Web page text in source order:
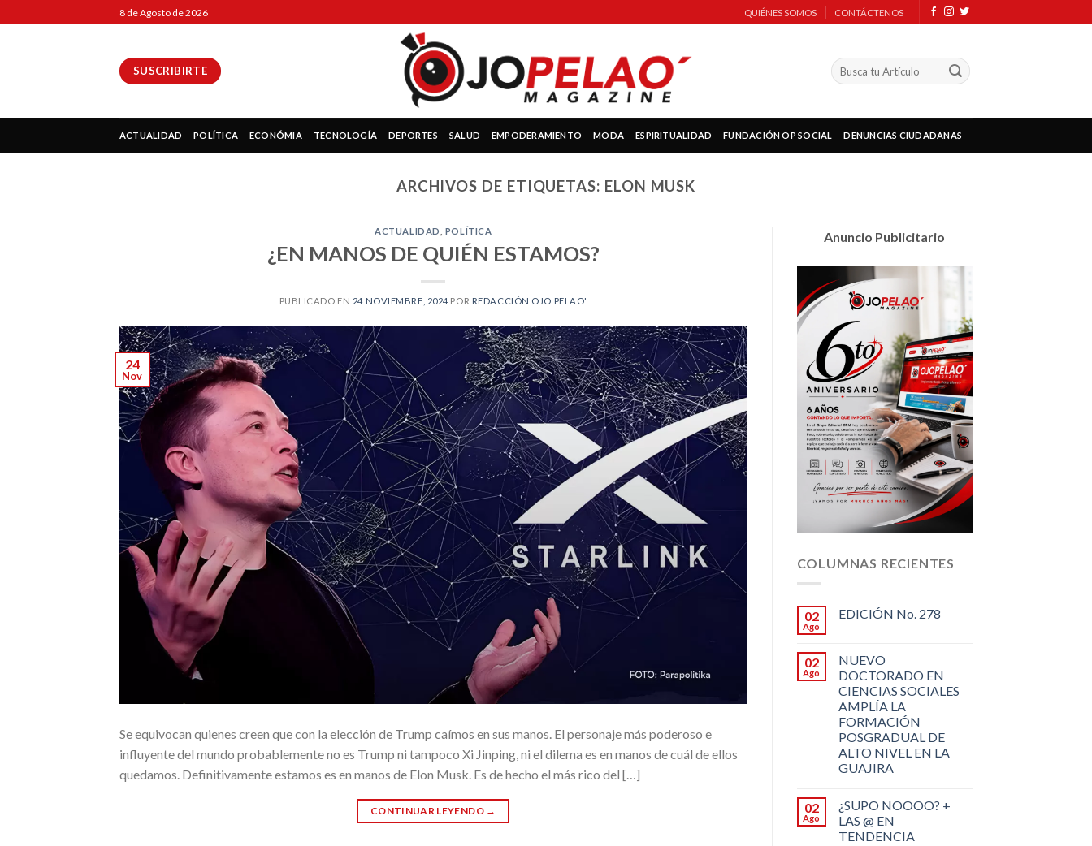
to
8 de Agosto de 2026 QUIÉNES SOMOS CONTÁCTENOS
SUSCRIBIRTE
ACTUALIDAD POLÍTICA ECONÓMIA TECNOLOGÍA DEPORTES SALUD EMPODERAMIENTO MODA ESPIRITUALIDAD FUNDACIÓN OP SOCIAL DENUNCIAS CIUDADANAS
ARCHIVOS DE ETIQUETAS: ELON MUSK
ACTUALIDAD POLÍTICA
¿EN MANOS DE QUIÉN ESTAMOS?
PUBLICADO EN 24 NOVIEMBRE, 2024 POR REDACCIÓN OJO PELAO'
24
Nov
Se equivocan quienes creen que con la elección de Trump caímos en sus manos. El personaje más poderoso e
influyente del mundo probablemente no es Trump ni tampoco Xi Jinping, ni el dilema es en manos de cuál de ellos
quedamos. Definitivamente estamos es en manos de Elon Musk. Es de hecho el más rico del […]
CONTINUAR LEYENDO →
Anuncio Publicitario
COLUMNAS RECIENTES
02
Ago
EDICIÓN No. 278
02
Ago
NUEVO
DOCTORADO EN
CIENCIAS SOCIALES
AMPLÍA LA
FORMACIÓN
POSGRADUAL DE
ALTO NIVEL EN LA
GUAJIRA
02
Ago
¿SUPO NOOOO? +
LAS @ EN
TENDENCIA